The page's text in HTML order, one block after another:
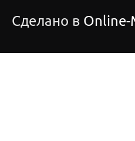
Сделано в Online-